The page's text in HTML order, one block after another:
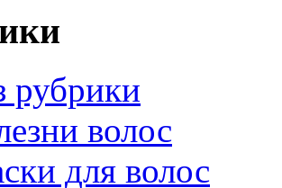
рубрики
волос
для волос